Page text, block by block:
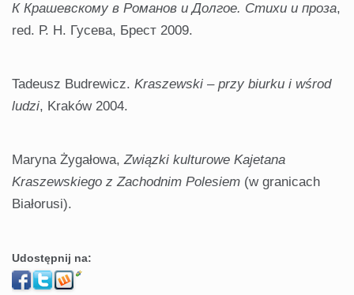
К Крашевскому в Романов и Долгое. Стихи и проза,
red. Р. Н. Гусева, Брест 2009.
Tadeusz Budrewicz. Kraszewski – przy biurku i wśrod
ludzi, Kraków 2004.
Maryna Żygałowa,Związki kulturowe Kajetana
Kraszewskiego z Zachodnim Polesiem (w granicach
Białorusi).
Udostępnij na: